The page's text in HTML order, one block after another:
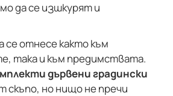
да се изшкурят и
се отнесе както към
така и към предимствата.
дървени градински
скъпо, но нищо не пречи